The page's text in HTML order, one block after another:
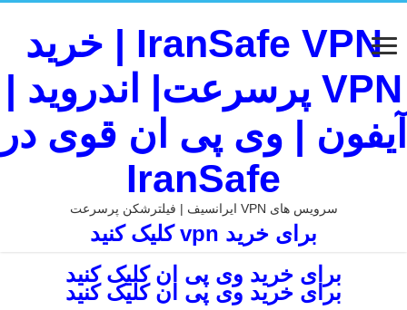
IranSafe VPN | خرید
VPN پرسرعت| اندروید |
آیفون | وی پی ان قوی در
IranSafe
سرویس های VPN ایرانسیف | فیلترشکن پرسرعت
برای خرید vpn کلیک کنید
برای خرید وی پی ان کلیک کنید
برای خرید وی پی ان کلیک کنید